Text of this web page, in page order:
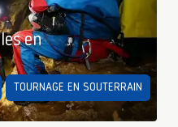
en
TOURNAGE EN SOUTERRAIN